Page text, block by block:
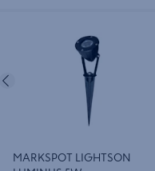
MARKSPOT LIGHTSON